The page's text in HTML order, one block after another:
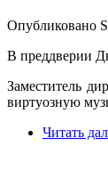
Опубликовано
В преддверии
Заместитель
виртуозную
Читать